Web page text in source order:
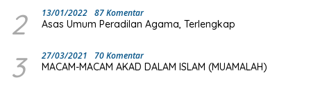
2 13/01/2022 87 Komentar
Asas Umum Peradilan Agama, Terlengkap
3 27/03/2021 70 Komentar
MACAM-MACAM AKAD DALAM ISLAM (MUAMALAH)